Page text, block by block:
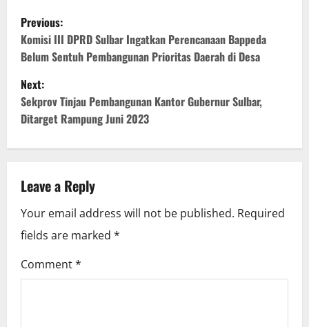
P
o
s
t
n
v
i
g
a
Previous:
Komisi III DPRD Sulbar Ingatkan Perencanaan Bappeda
Belum Sentuh Pembangunan Prioritas Daerah di Desa
Next:
Sekprov Tinjau Pembangunan Kantor Gubernur Sulbar,
Ditarget Rampung Juni 2023
Leave a Reply
Your email address will not be published. Required
fields are marked *
Comment*